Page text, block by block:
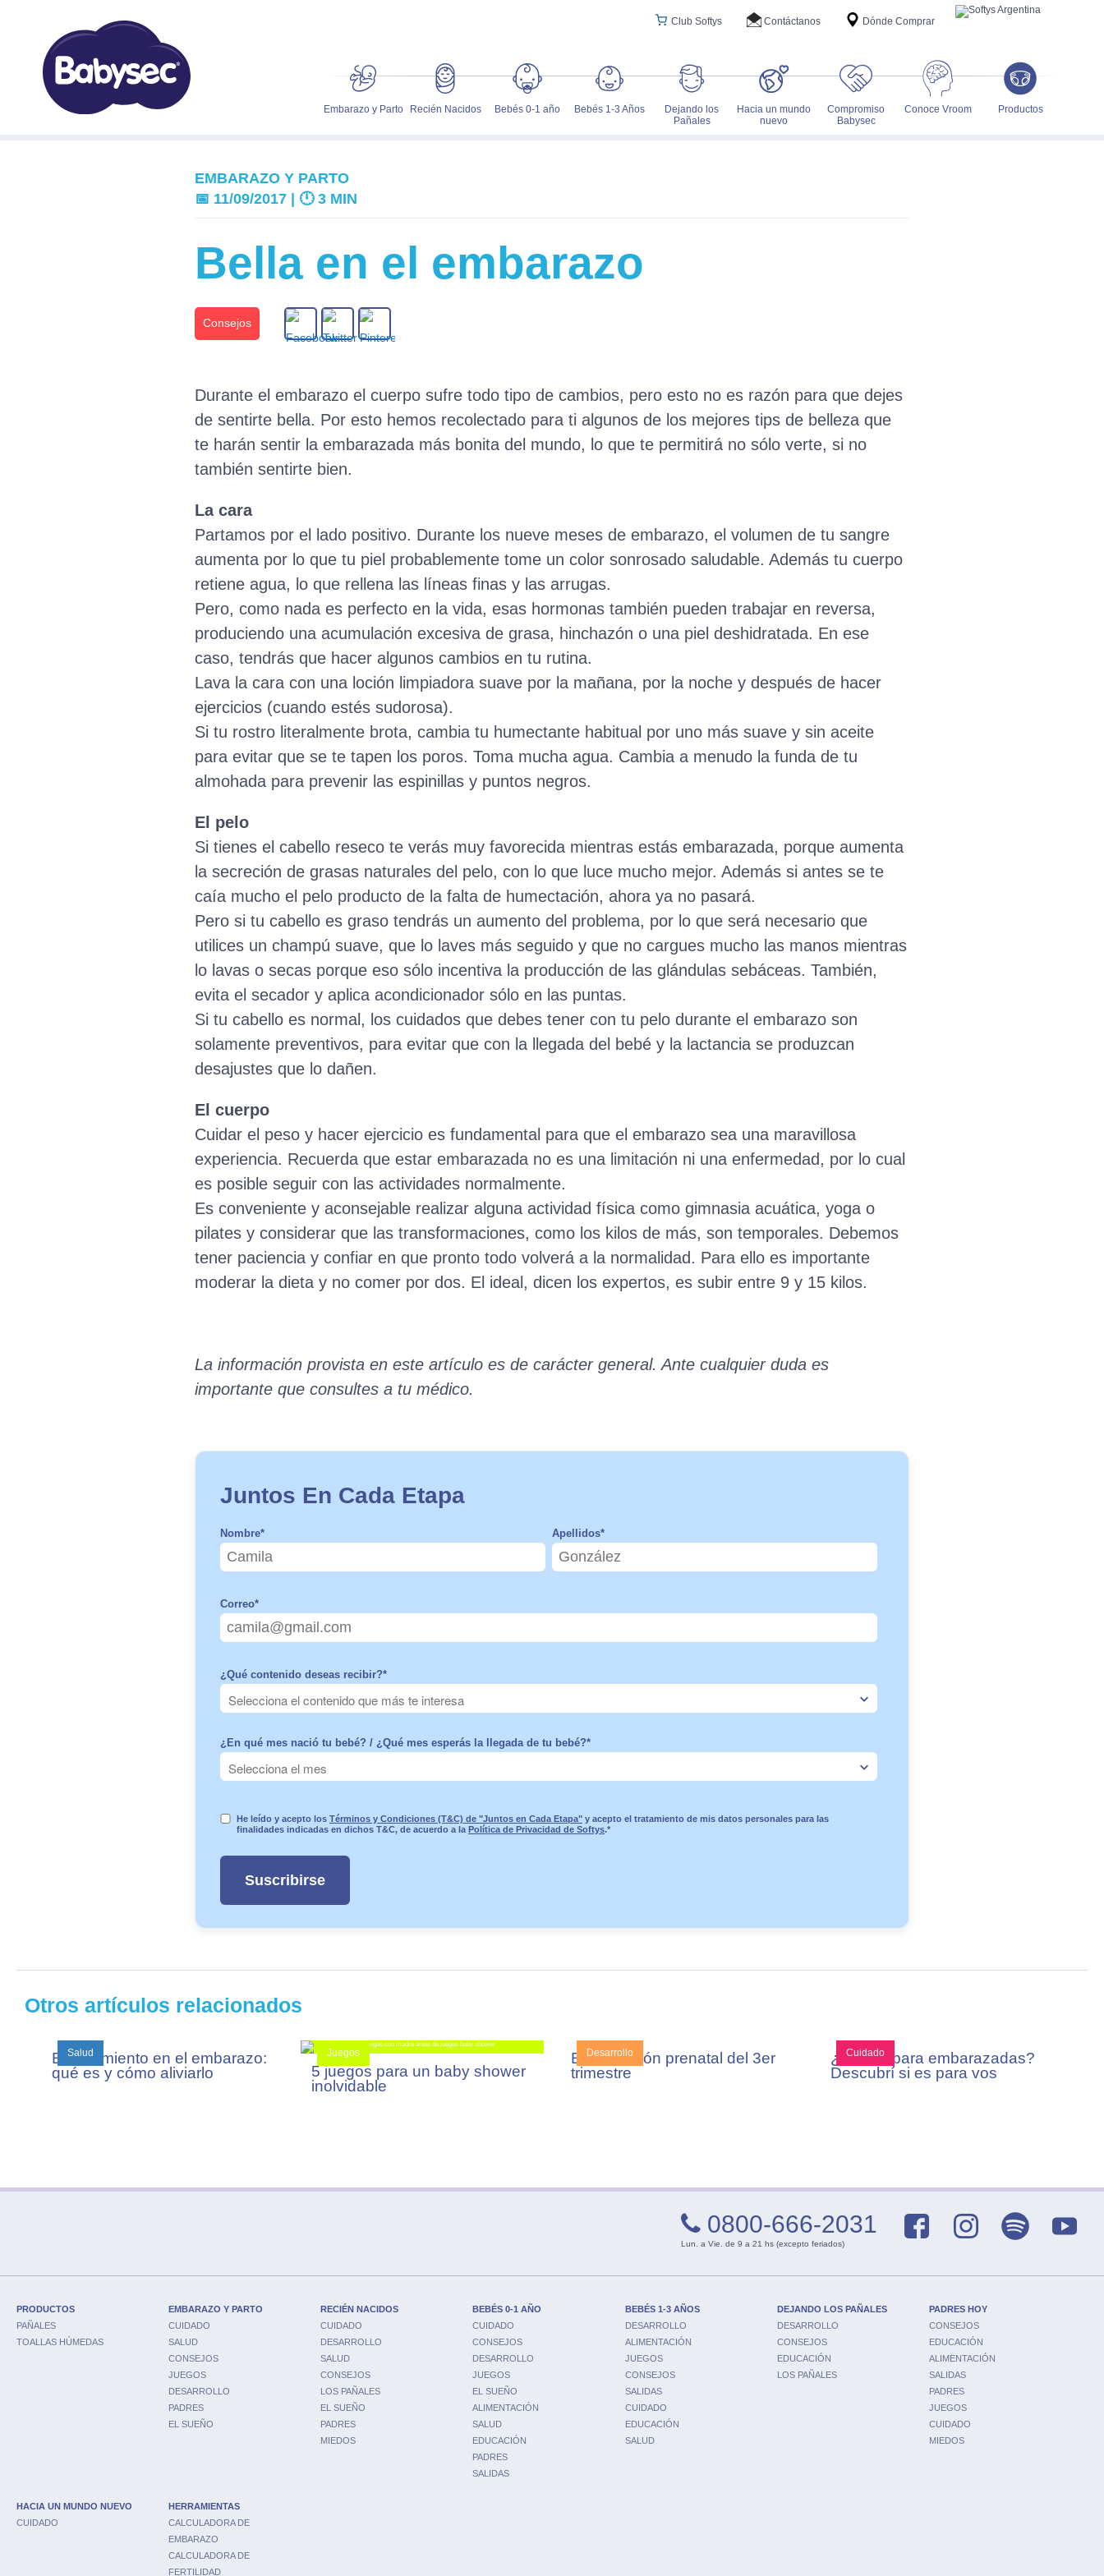
Embarazo y Parto Recién Nacidos Bebés 0-1 año Bebés 1-3 Años
Dejando los
Pañales
Hacia un mundo
nuevo
Compromiso
Babysec
Conoce Vroom Productos
Dónde Comprar
Contáctanos
Club Softys
EMBARAZO Y PARTO
📅 11/09/2017 | 🕛 3 MIN
Bella en el embarazo
Consejos
Durante el embarazo el cuerpo sufre todo tipo de cambios, pero esto no es razón para que dejes
de sentirte bella. Por esto hemos recolectado para ti algunos de los mejores tips de belleza que
te harán sentir la embarazada más bonita del mundo, lo que te permitirá no sólo verte, si no
también sentirte bien.
La cara
Partamos por el lado positivo. Durante los nueve meses de embarazo, el volumen de tu sangre
aumenta por lo que tu piel probablemente tome un color sonrosado saludable. Además tu cuerpo
retiene agua, lo que rellena las líneas finas y las arrugas.
Pero, como nada es perfecto en la vida, esas hormonas también pueden trabajar en reversa,
produciendo una acumulación excesiva de grasa, hinchazón o una piel deshidratada. En ese
caso, tendrás que hacer algunos cambios en tu rutina.
Lava la cara con una loción limpiadora suave por la mañana, por la noche y después de hacer
ejercicios (cuando estés sudorosa).
Si tu rostro literalmente brota, cambia tu humectante habitual por uno más suave y sin aceite
para evitar que se te tapen los poros. Toma mucha agua. Cambia a menudo la funda de tu
almohada para prevenir las espinillas y puntos negros.
El pelo
Si tienes el cabello reseco te verás muy favorecida mientras estás embarazada, porque aumenta
la secreción de grasas naturales del pelo, con lo que luce mucho mejor. Además si antes se te
caía mucho el pelo producto de la falta de humectación, ahora ya no pasará.
Pero si tu cabello es graso tendrás un aumento del problema, por lo que será necesario que
utilices un champú suave, que lo laves más seguido y que no cargues mucho las manos mientras
lo lavas o secas porque eso sólo incentiva la producción de las glándulas sebáceas. También,
evita el secador y aplica acondicionador sólo en las puntas.
Si tu cabello es normal, los cuidados que debes tener con tu pelo durante el embarazo son
solamente preventivos, para evitar que con la llegada del bebé y la lactancia se produzcan
desajustes que lo dañen.
El cuerpo
Cuidar el peso y hacer ejercicio es fundamental para que el embarazo sea una maravillosa
experiencia. Recuerda que estar embarazada no es una limitación ni una enfermedad, por lo cual
es posible seguir con las actividades normalmente.
Es conveniente y aconsejable realizar alguna actividad física como gimnasia acuática, yoga o
pilates y considerar que las transformaciones, como los kilos de más, son temporales. Debemos
tener paciencia y confiar en que pronto todo volverá a la normalidad. Para ello es importante
moderar la dieta y no comer por dos. El ideal, dicen los expertos, es subir entre 9 y 15 kilos.
La información provista en este artículo es de carácter general. Ante cualquier duda es
importante que consultes a tu médico.
Juntos En Cada Etapa
Nombre* Apellidos*
Correo*
¿Qué contenido deseas recibir?*
¿En qué mes nació tu bebé? / ¿Qué mes esperás la llegada de tu bebé?*
He leído y acepto los Términos y Condiciones (T&C) de "Juntos en Cada Etapa" y acepto el tratamiento de mis datos personales para las
finalidades indicadas en dichos T&C, de acuerdo a la Política de Privacidad de Softys.*
Otros artículos relacionados
Salud
Estreñimiento en el embarazo:
qué es y cómo aliviarlo
Juegos
5 juegos para un baby shower
inolvidable
Desarrollo
Estimulación prenatal del 3er
trimestre
Cuidado
¿Pilates para embarazadas?
Descubrí si es para vos
0800-666-2031
Lun. a Vie. de 9 a 21 hs (excepto feriados)
PRODUCTOS
PAÑALES
TOALLAS HÚMEDAS
EMBARAZO Y PARTO
CUIDADO
SALUD
CONSEJOS
JUEGOS
DESARROLLO
PADRES
EL SUEÑO
RECIÉN NACIDOS
CUIDADO
DESARROLLO
SALUD
CONSEJOS
LOS PAÑALES
EL SUEÑO
PADRES
MIEDOS
BEBÉS 0-1 AÑO
CUIDADO
CONSEJOS
DESARROLLO
JUEGOS
EL SUEÑO
ALIMENTACIÓN
SALUD
EDUCACIÓN
PADRES
SALIDAS
BEBÉS 1-3 AÑOS
DESARROLLO
ALIMENTACIÓN
JUEGOS
CONSEJOS
SALIDAS
CUIDADO
EDUCACIÓN
SALUD
DEJANDO LOS PAÑALES
DESARROLLO
CONSEJOS
EDUCACIÓN
LOS PAÑALES
PADRES HOY
CONSEJOS
EDUCACIÓN
ALIMENTACIÓN
SALIDAS
PADRES
JUEGOS
CUIDADO
MIEDOS
HACIA UN MUNDO NUEVO
CUIDADO
HERRAMIENTAS
CALCULADORA DE
EMBARAZO
CALCULADORA DE
FERTILIDAD